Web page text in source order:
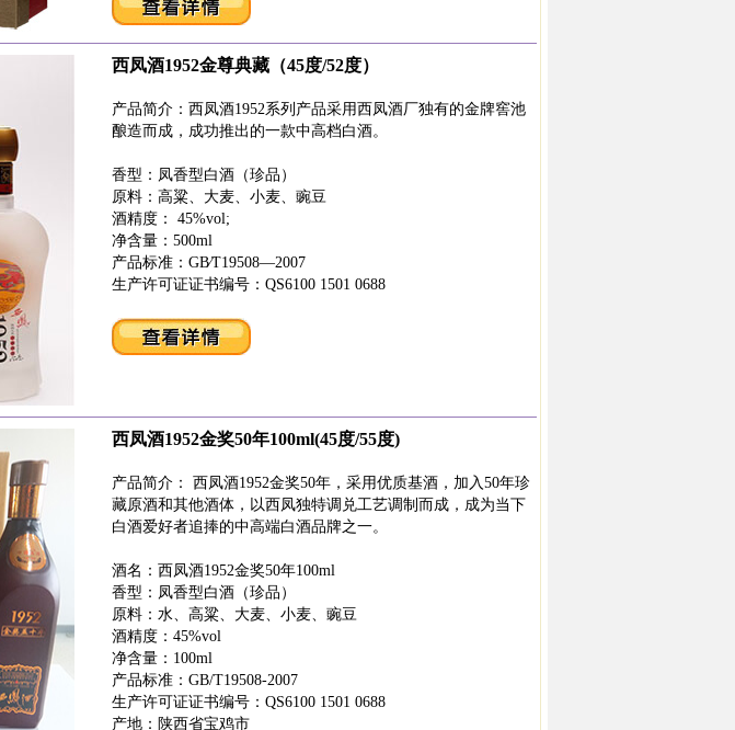
西凤酒1952金尊典藏（45度/52度）
产品简介：西凤酒1952系列产品采用西凤酒厂独有的金牌窖池
酿造而成，成功推出的一款中高档白酒。
香型：凤香型白酒（珍品）
原料：高粱、大麦、小麦、豌豆
酒精度： 45%vol;
净含量：500ml
产品标准：GB∕T19508—2007
生产许可证证书编号：QS6100 1501 0688
西凤酒1952金奖50年100ml(45度/55度)
产品简介： 西凤酒1952金奖50年，采用优质基酒，加入50年珍
藏原酒和其他酒体，以西凤独特调兑工艺调制而成，成为当下
白酒爱好者追捧的中高端白酒品牌之一。
酒名：西凤酒1952金奖50年100ml
香型：凤香型白酒（珍品）
原料：水、高粱、大麦、小麦、豌豆
酒精度：45%vol
净含量：100ml
产品标准：GB/T19508-2007
生产许可证证书编号：QS6100 1501 0688
产地：陕西省宝鸡市